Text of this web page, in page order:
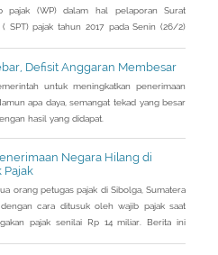
pajak (WP) dalam hal pelaporan Surat
SPT) pajak tahun 2017 pada Senin (26/2)
Defisit Anggaran Membesar
untuk meningkatkan penerimaan
apa daya, semangat tekad yang besar
hasil yang didapat.
Negara Hilang di
Pajak
orang petugas pajak di Sibolga, Sumatera
cara ditusuk oleh wajib pajak saat
pajak senilai Rp 14 miliar. Berita ini